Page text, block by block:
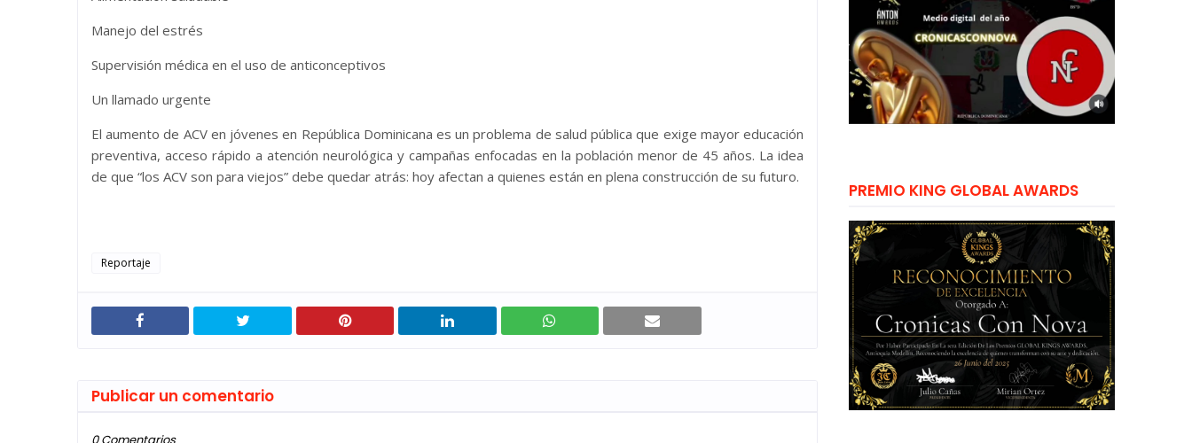
Manejo del estrés
Supervisión médica en el uso de anticonceptivos
Un llamado urgente
El aumento de ACV en jóvenes en República Dominicana es un problema de salud pública que exige mayor educación
preventiva, acceso rápido a atención neurológica y campañas enfocadas en la población menor de 45 años. La idea
de que “los ACV son para viejos” debe quedar atrás: hoy afectan a quienes están en plena construcción de su futuro.
Reportaje
Publicar un comentario
PREMIO KING GLOBAL AWARDS